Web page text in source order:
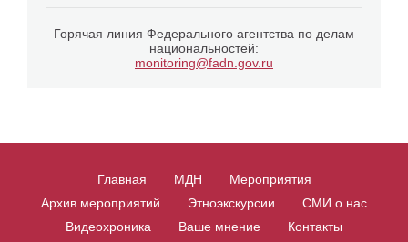
Горячая линия Федерального агентства по делам
национальностей:
monitoring@fadn.gov.ru
Главная МДН
Мероприятия
Архив мероприятий
Этноэкскурсии
СМИ о нас
Видеохроника
Ваше мнение Контакты